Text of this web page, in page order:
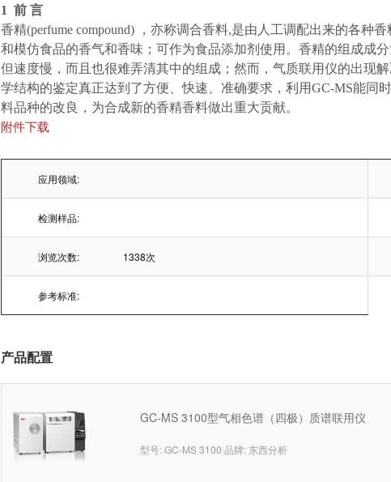
1 前 言
香精(perfume compound) ，亦称调合香料,是由人工调配出来的各种
和模仿食品的香气和香味；可作为食品添加剂使用。香精的组成成
但速度慢，而且也很难弄清其中的组成；然而，气质联用仪的出现
学结构的鉴定真正达到了方便、快速、准确要求，利用GC-MS能同
料品种的改良，为合成新的香精香料做出重大贡献。
附件下载
应用领域:
检测样品:
浏览次数: 1338次
参考标准:
产品配置
GC-MS 3100型气相色谱（四极）质谱联用仪
型号: GC-MS 3100 品牌: 东西分析